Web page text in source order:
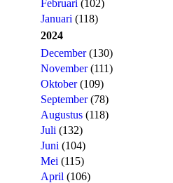
Februari (102)
Januari (118)
2024
December(130)
November(111)
Oktober(109)
September(78)
Augustus (118)
Juli (132)
Juni (104)
Mei (115)
April (106)